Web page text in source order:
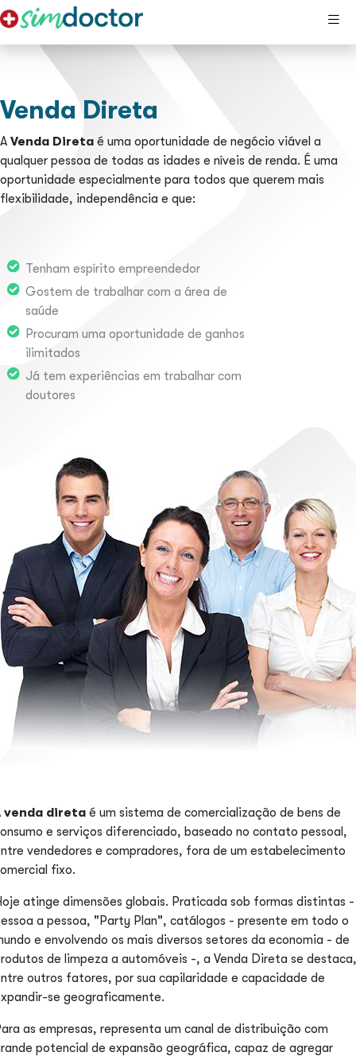
Venda Direta
A Venda Direta é uma oportunidade de negócio viável a
qualquer pessoa de todas as idades e níveis de renda. É uma
oportunidade especialmente para todos que querem mais
flexibilidade, independência e que:
Tenham espírito empreendedor
Gostem de trabalhar com a área de
saúde
Procuram uma oportunidade de ganhos
ilimitados
Já tem experiências em trabalhar com
doutores
venda direta é um sistema de comercialização de bens de
e serviços diferenciado, baseado no contato pessoal,
vendedores e compradores, fora de um estabelecimento
fixo.
atinge dimensões globais. Praticada sob formas distintas -
a pessoa, "Party Plan", catálogos - presente em todo o
e envolvendo os mais diversos setores da economia - de
de limpeza a automóveis -, a Venda Direta se destaca,
outros fatores, por sua capilaridade e capacidade de
se geograficamente.
as empresas, representa um canal de distribuição com
potencial de expansão geográfica, capaz de agregar